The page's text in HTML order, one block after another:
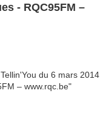
- RQC95FM –